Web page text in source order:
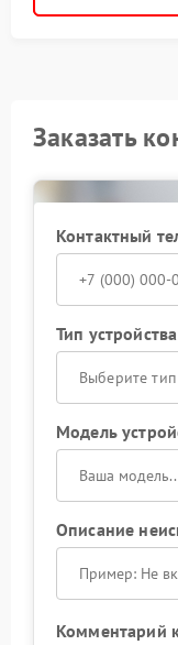
Заказать
Контактный
Тип
Выберите тип
Модель
Описание
Комментарий